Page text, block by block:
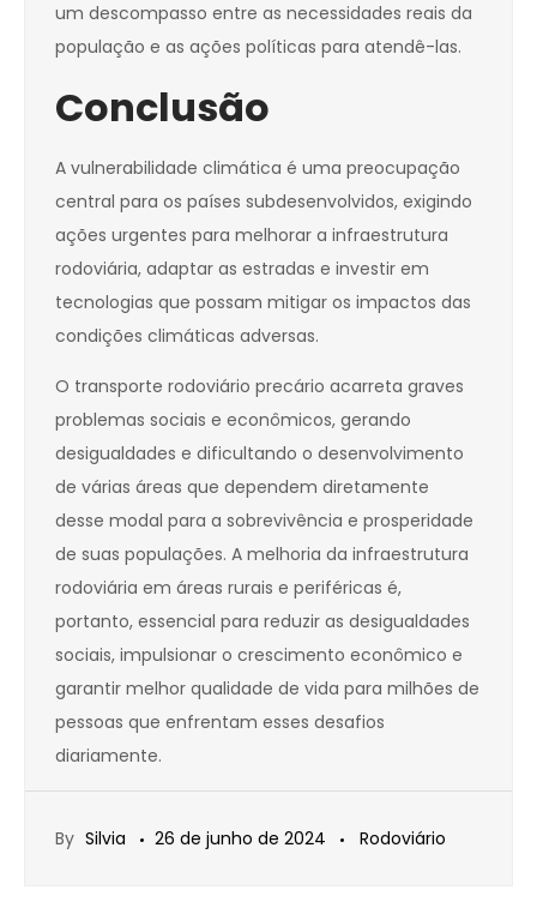
um descompasso entre as necessidades reais da
população e as ações políticas para atendê-las.
Conclusão
A vulnerabilidade climática é uma preocupação
central para os países subdesenvolvidos, exigindo
ações urgentes para melhorar a infraestrutura
rodoviária, adaptar as estradas e investir em
tecnologias que possam mitigar os impactos das
condições climáticas adversas.
O transporte rodoviário precário acarreta graves
problemas sociais e econômicos, gerando
desigualdades e dificultando o desenvolvimento
de várias áreas que dependem diretamente
desse modal para a sobrevivência e prosperidade
de suas populações. A melhoria da infraestrutura
rodoviária em áreas rurais e periféricas é,
portanto, essencial para reduzir as desigualdades
sociais, impulsionar o crescimento econômico e
garantir melhor qualidade de vida para milhões de
pessoas que enfrentam esses desafios
diariamente.
By Silvia 26 de junho de 2024 Rodoviário